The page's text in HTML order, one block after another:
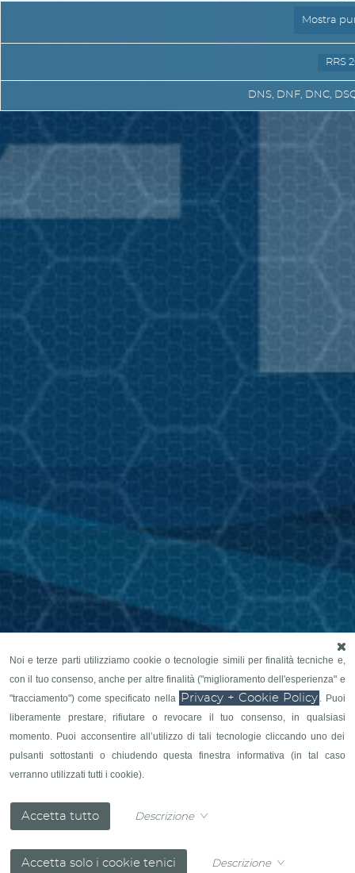
Noi e terze parti utilizziamo cookie o tecnologie simili per finalità tecniche e,
con il tuo consenso, anche per altre finalità ("miglioramento dell'esperienza" e
"tracciamento") come specificato nella Privacy + Cookie Policy . Puoi
liberamente prestare, rifiutare o revocare il tuo consenso, in qualsiasi
momento. Puoi acconsentire all’utilizzo di tali tecnologie cliccando uno dei
pulsanti sottostanti o chiudendo questa finestra informativa (in tal caso
verranno utilizzati tutti i cookie).
Descrizione
Descrizione